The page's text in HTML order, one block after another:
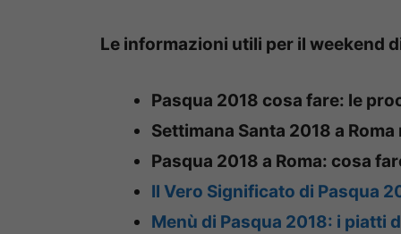
Le informazioni utili per il weekend
Pasqua 2018 cosa fare: le
Settimana Santa 2018 a
Pasqua 2018 a Roma: cosa
Il Vero Significato di Pasqua
Menù di Pasqua 2018: i piatti